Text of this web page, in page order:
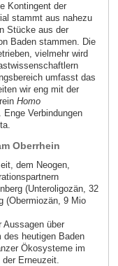
Kontingent der
stammt aus nahezu
Stücke aus der
Baden stammen. Die
vielmehr wird
umfasst das
wir eng mit der
Homo
Verbindungen
Oberrhein
dem Neogen,
(Unteroligozän, 32
(Obermiozän, 9 Mio
Aussagen über
des heutigen Baden
Ökosysteme im
Erneuzeit.